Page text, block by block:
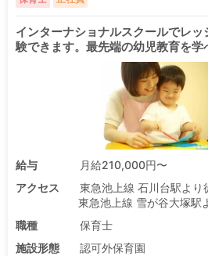
インターナショナルスクールでレ
験できます。最先端の幼児教育を学
給与
月給210,000円〜
アクセス
東急池上線 石川台駅より
東急池上線 雪が谷大塚駅
職種
保育士
施設形態
認可外保育園